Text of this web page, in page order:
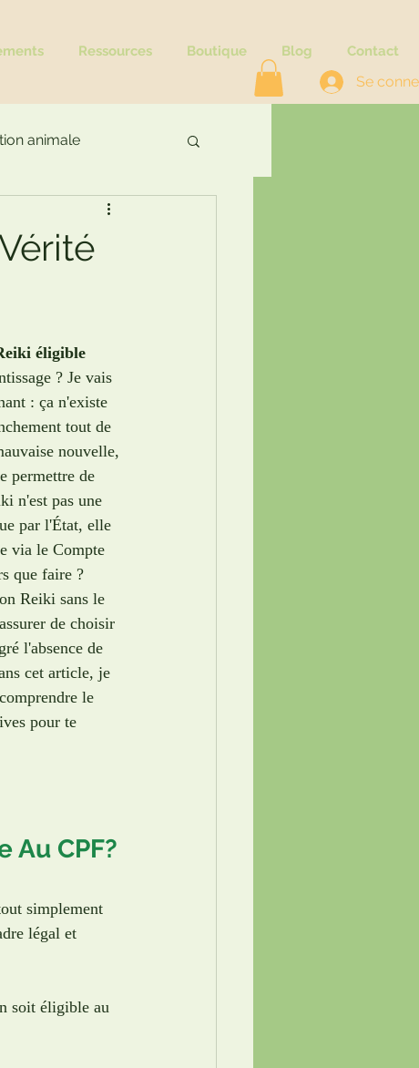
Ressources Boutique Blog Contact
Se
animale
éligible
? Je vais
: ça n'existe
tout de
nouvelle,
permettre de
n'est pas une
par l'État, elle
via le Compte
que faire ?
Reiki sans le
de choisir
l'absence de
cet article, je
le
pour te
Au CPF?
simplement
légal et
soit éligible au